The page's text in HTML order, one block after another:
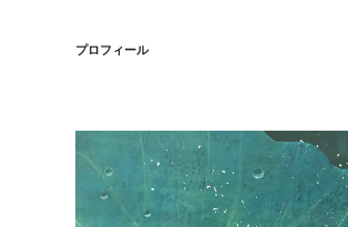
プロフィール